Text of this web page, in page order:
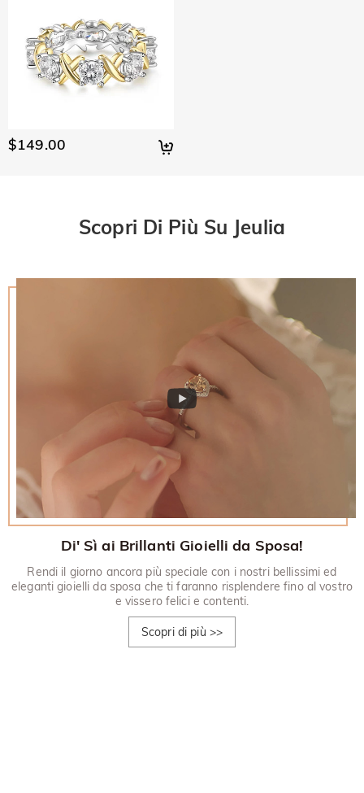
$149.00
Scopri Di Più Su Jeulia
Di' Sì ai Brillanti Gioielli da Sposa!
Rendi il giorno ancora più speciale con i nostri bellissimi ed
eleganti gioielli da sposa che ti faranno risplendere fino al vostro
e vissero felici e contenti.
Scopri di più >>